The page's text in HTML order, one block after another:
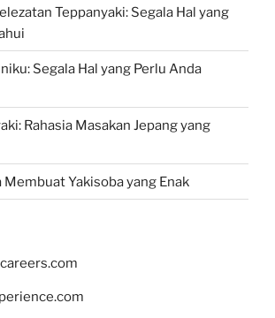
Teppanyaki: Segala Hal yang
Segala Hal yang Perlu Anda
Rahasia Masakan Jepang yang
Membuat Yakisoba yang Enak